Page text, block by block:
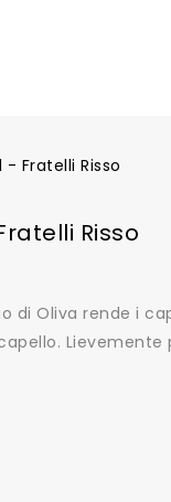
Fratelli Risso
Risso
di Oliva rende i